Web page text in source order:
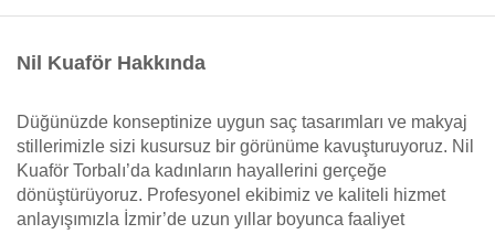
Nil Kuaför Hakkında
Düğünüzde konseptinize uygun saç tasarımları ve makyaj
stillerimizle sizi kusursuz bir görünüme kavuşturuyoruz. Nil
Kuaför Torbalı’da kadınların hayallerini gerçeğe
dönüştürüyoruz. Profesyonel ekibimiz ve kaliteli hizmet
anlayışımızla İzmir’de uzun yıllar boyunca faaliyet